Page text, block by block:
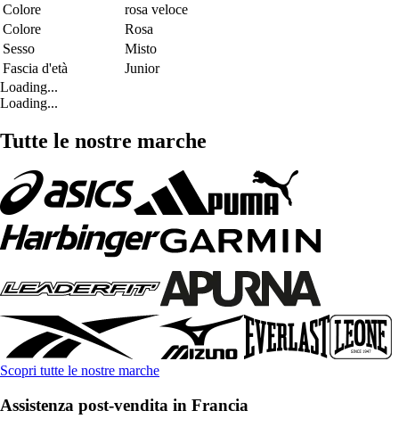
Colore
rosa veloce
Colore
Rosa
Sesso
Misto
Fascia d'età
Junior
Loading...
Loading...
Tutte le nostre marche
Scopri tutte le nostre marche
Assistenza post-vendita in Francia